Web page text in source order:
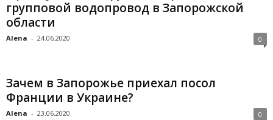
групповой водопровод в Запорожской
области
Alena - 24.06.2020 0
Зачем в Запорожье приехал посол
Франции в Украине?
Alena - 23.06.2020 0